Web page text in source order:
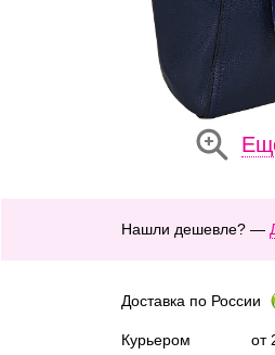
Нашли дешевле? —
Доставка по России
Курьером
от